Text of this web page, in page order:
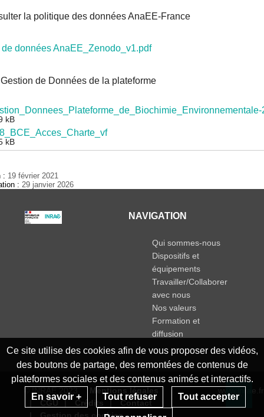
la politique des données AnaEE-France
données AnaEE_Zenodo_v1.pdf
de Données de la plateforme
kB
kB
: 19 février 2021
:29 janvier 2026
Ce site utilise des cookies afin de vous proposer des vidéos,
des boutons de partage, des remontées de contenus de
plateformes sociales et des contenus animés et interactifs.
En savoir +
Tout refuser Tout accepter
NAVIGATION
Qui sommes-nous
Dispositifs et
équipements
Travailler/Collaborer
avec nous
Nos valeurs
Formation et
diffusion
© INRAE 2023
Mentions légales
CGU
Contact